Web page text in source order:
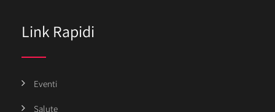
Link Rapidi
Eventi
Salute